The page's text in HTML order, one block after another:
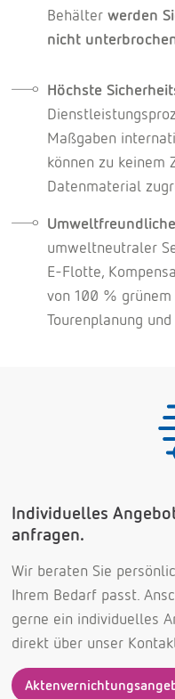
Behälterwerden
nicht
Höchste
Maßgaben
können zu keinem
Datenmaterial
umweltneutraler
E-Flotte,
von 100 %
Tourenplanung
Individuelles
anfragen.
Wir beraten Sie
Ihrem Bedarf passt.
gerne ein individuelles
direkt über unser